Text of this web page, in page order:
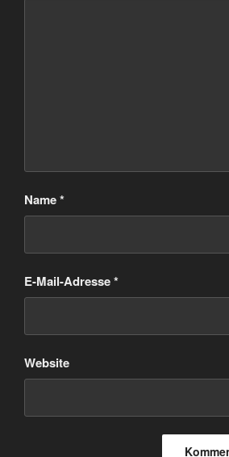
Name*
E-Mail-Adresse*
Website